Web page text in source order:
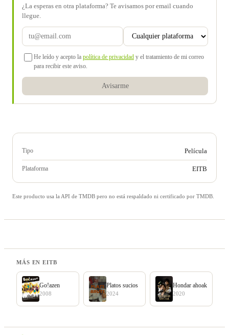
¿La esperas en otra plataforma? Te avisamos por email cuando
llegue.
He leído y acepto la política de privacidad y el tratamiento de mi correo
para recibir este aviso.
Avisarme
Tipo Película
Plataforma EITB
Este producto usa la API de TMDB pero no está respaldado ni certificado por TMDB.
MÁS EN EITB
Go!azen
2008
Platos sucios
2024
Hondar ahoak
2020